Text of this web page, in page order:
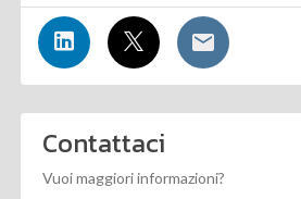
Contattaci
Vuoi maggiori informazioni?